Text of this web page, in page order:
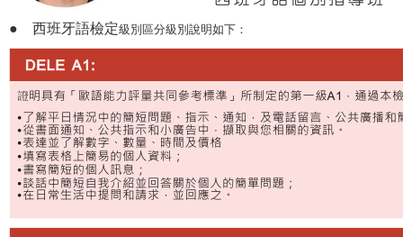
● 西班牙語檢定級別區分級別說明如下：